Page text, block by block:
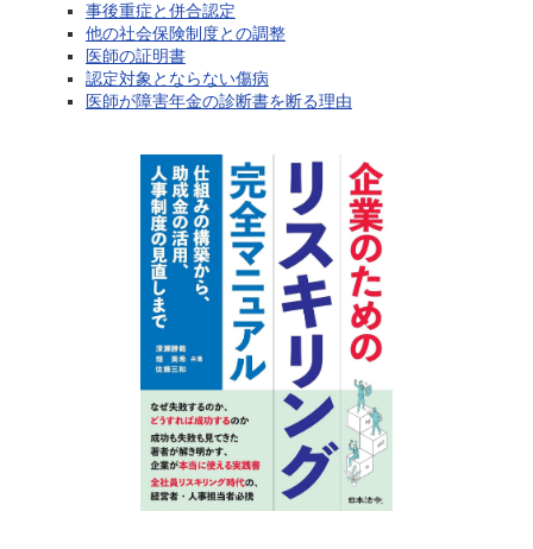
事後重症と併合認定
他の社会保険制度との調整
医師の証明書
認定対象とならない傷病
医師が障害年金の診断書を断る理由